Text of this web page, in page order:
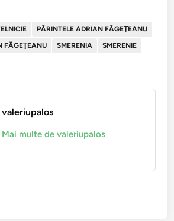
PĂRINTELE ADRIAN FĂGEŢEANU
FĂGEŢEANU SMERENIA SMERENIE
valeriupalos
Mai multe de valeriupalos